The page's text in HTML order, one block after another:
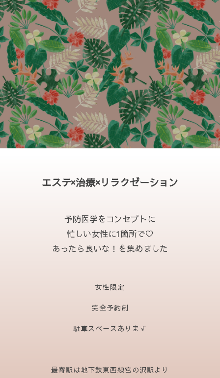
エステ×治療×リラクゼーション
予防医学をコンセプトに
忙しい女性に1箇所で♡
あったら良いな！を集めました
女性限定
完全予約制
駐車スペースあります
最寄駅は地下鉄東西線宮の沢駅より